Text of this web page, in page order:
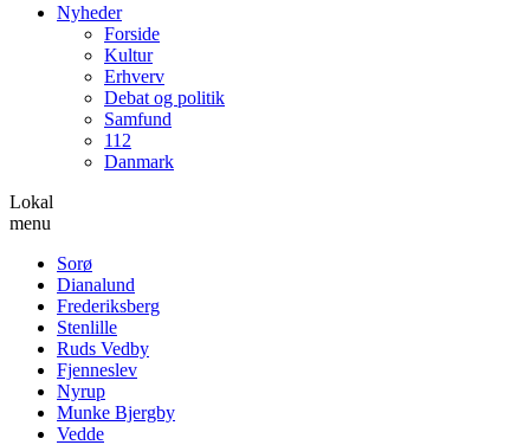
Nyheder
Forside
Kultur
Erhverv
Debat og politik
Samfund
112
Danmark
Lokal
menu
Sorø
Dianalund
Frederiksberg
Stenlille
Ruds Vedby
Fjenneslev
Nyrup
Munke Bjergby
Vedde